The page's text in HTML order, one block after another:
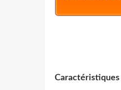
Caractéristiques